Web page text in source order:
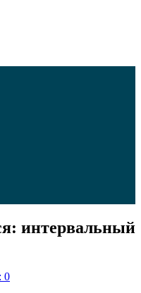
интервальный
0